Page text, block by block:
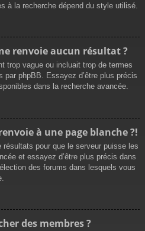
à la recherche dépend du style utilisé.
renvoie aucun résultat ?
trop vague ou incluait trop de termes
phpBB. Essayez d’être plus précis
dans la recherche avancée.
à une page blanche ?!
pour que le serveur puisse les
et essayez d’être plus précis dans
des forums dans lesquels vous
des membres ?